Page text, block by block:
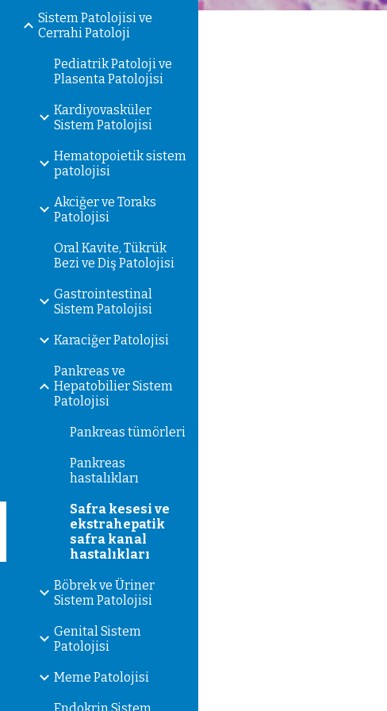
Sistem Patolojisi ve
Cerrahi Patoloji
Pediatrik Patoloji ve
Plasenta Patolojisi
Kardiyovasküler
Sistem Patolojisi
Hematopoietik sistem
patolojisi
Akciğer ve Toraks
Patolojisi
Oral Kavite, Tükrük
Bezi ve Diş Patolojisi
Gastrointestinal
Sistem Patolojisi
Karaciğer Patolojisi
Pankreas ve
Hepatobilier Sistem
Patolojisi
Pankreas tümörleri
Pankreas
hastalıkları
Safra kesesi ve
ekstrahepatik
safra kanal
hastalıkları
Böbrek ve Üriner
Sistem Patolojisi
Genital Sistem
Patolojisi
Meme Patolojisi